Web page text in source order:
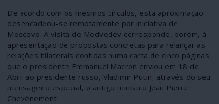
De acordo com os mesmos círculos, esta aproximação
desencadeou-se remotamente por iniciativa de
Moscovo. A visita de Medvedev corresponde, porém, à
apresentação de propostas concretas para relançar as
relações bilaterais contidas numa carta de cinco páginas
que o presidente Emmanuel Macron enviou em 18 de
Abril ao presidente russo, Vladimir Putin, através do seu
mensageiro especial, o antigo ministro Jean Pierre
Chevènement.